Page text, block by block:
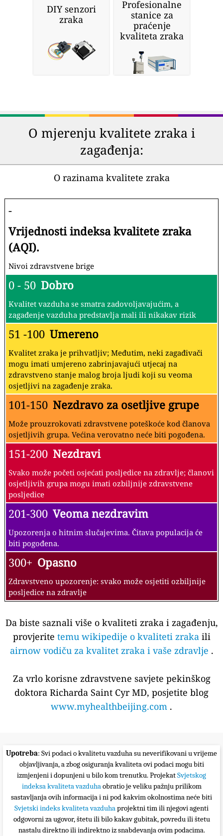
DIY senzori
zraka
Profesionalne
stanice za
praćenje
kvaliteta zraka
O mjerenju kvalitete zraka i
zagađenja:
O razinama kvalitete zraka
-
Vrijednosti indeksa kvalitete zraka
(AQI).
Nivoi zdravstvene brige
0 - 50 Dobro
Kvalitet vazduha se smatra zadovoljavajućim, a
zagađenje vazduha predstavlja mali ili nikakav rizik
51 -100 Umereno
Kvalitet zraka je prihvatljiv; Međutim, neki zagađivači
mogu imati umjereno zabrinjavajući utjecaj na
zdravstveno stanje malog broja ljudi koji su veoma
osjetljivi na zagađenje zraka.
101-150 Nezdravo za osetljive grupe
Može prouzrokovati zdravstvene poteškoće kod članova
osjetljivih grupa. Većina verovatno neće biti pogođena.
151-200 Nezdravi
Svako može početi osjećati posljedice na zdravlje; članovi
osjetljivih grupa mogu imati ozbiljnije zdravstvene
posljedice
201-300 Veoma nezdravim
Upozorenja o hitnim slučajevima. Čitava populacija će
biti pogođena.
300+ Opasno
Zdravstveno upozorenje: svako može osjetiti ozbiljnije
posljedice na zdravlje
Da biste saznali više o kvaliteti zraka i zagađenju,
provjerite temu wikipedije o kvaliteti zrakaili
airnow vodiču za kvalitet zraka i vaše zdravlje .
Za vrlo korisne zdravstvene savjete pekinškog
doktora Richarda Saint Cyr MD, posjetite blog
www.myhealthbeijing.com .
Upotreba: Svi podaci o kvalitetu vazduha su neverifikovani u vrijeme
objavljivanja, a zbog osiguranja kvaliteta ovi podaci mogu biti
izmjenjeni i dopunjeni u bilo kom trenutku. ProjekatSvjetskog
indeksa kvaliteta vazduhaobratio je veliku pažnju prilikom
sastavljanja ovih informacija i ni pod kakvim okolnostima neće biti
Svjetski indeks kvaliteta vazduhaprojektni tim ili njegovi agenti
odgovorni za ugovor, štetu ili bilo kakav gubitak, povredu ili štetu
nastalu direktno ili indirektno iz snabdevanja ovim podacima.